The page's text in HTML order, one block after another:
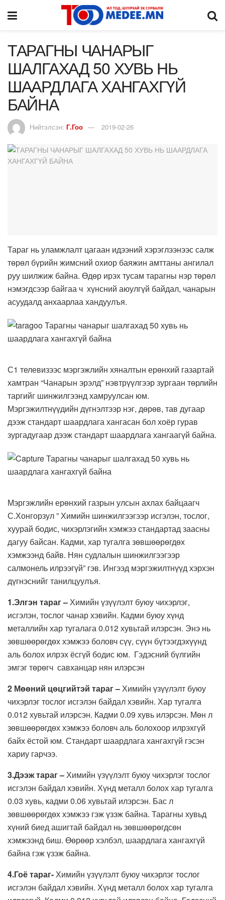
ТАРАГНЫ ЧАНАРЫГ
ШАЛГАХАД 50 ХУВЬ НЬ
ШААРДЛАГА ХАНГАХГҮЙ
БАЙНА
Нийтэлсэн: Г.Гоо 2019-02-26
Тараг нь уламжлалт цагаан идээний хэрэглээнээс салж
төрөл бүрийн жимсний охиор баяжин амттаны ангилал
руу шилжиж байна. Өдөр ирэх тусам тарагны нэр төрөл
нэмэгдсээр байгаа ч хүнсний аюулгүй байдал, чанарын
асуудалд анхаарлаа хандуулъя.
С1 телевизээс мэргэжлийн хяналтын ерөнхий газартай
хамтран “Чанарын эрэлд” нэвтрүүлгээр зургаан төрлийн
таргийг шинжилгээнд хамруулсан юм.
Мэргэжилтнүүдийн дүгнэлтээр нэг, дөрөв, тав дугаар
дээж стандарт шаардлага хангасан бол хоёр гурав
зургадугаар дээж стандарт шаардлага хангаагүй байна.
Мэргэжлийн ерөнхий газрын улсын ахлах байцаагч
С.Хонгорзул ” Химийн шинжилгээгээр исгэлэн, тослог,
хуурай бодис, чихэрлэгийн хэмжээ стандартад заасны
дагуу байсан. Кадми, хар тугалга зөвшөөрөгдөх
хэмжээнд байв. Нян судлалын шинжилгээгээр
салмонель илрээгүй” гэв. Ингээд мэргэжилтнүүд хэрхэн
дүгнэснийг танилцуулъя.
1.Элгэн тараг –Химийн үзүүлэлт буюу чихэрлэг,
исгэлэн, тослог чанар хэвийн. Кадми буюу хүнд
металлийн хар тугалага 0.012 хувьтай илэрсэн. Энэ нь
зөвшөөрөгдөх хэмжээ боловч сүү, сүүн бүтээгдэхүүнд
аль болох илрэх ёсгүй бодис юм. Гэдэсний бүлгийн
эмгэг төрөгч савханцар нян илэрсэн
2 Мөөний цөцгийтэй тараг –Химийн үзүүлэлт буюу
чихэрлэг тослог исгэлэн байдал хэвийн. Хар тугалга
0.012 хувьтай илэрсэн. Кадми 0.09 хувь илэрсэн. Мөн л
зөвшөөрөгдөх хэмжээ боловч аль болохоор илрэхгүй
байх ёстой юм. Стандарт шаардлага хангахгүй гэсэн
хариу гарчээ.
3.Дээж тараг –Химийн үзүүлэлт буюу чихэрлэг тослог
исгэлэн байдал хэвийн. Хүнд металл болох хар тугалга
0.03 хувь, кадми 0.06 хувьтай илэрсэн. Бас л
зөвшөөрөгдөх хэмжээ гэж үзэж байна. Тарагны хувьд
хүний биед ашигтай байдал нь зөвшөөрөгдсөн
хэмжээнд биш. Өөрөөр хэлбэл, шаардлага хангахгүй
байна гэж үзэж байна.
4.Гоё тараг-Химийн үзүүлэлт буюу чихэрлэг тослог
исгэлэн байдал хэвийн. Хүнд металл болох хар тугалга